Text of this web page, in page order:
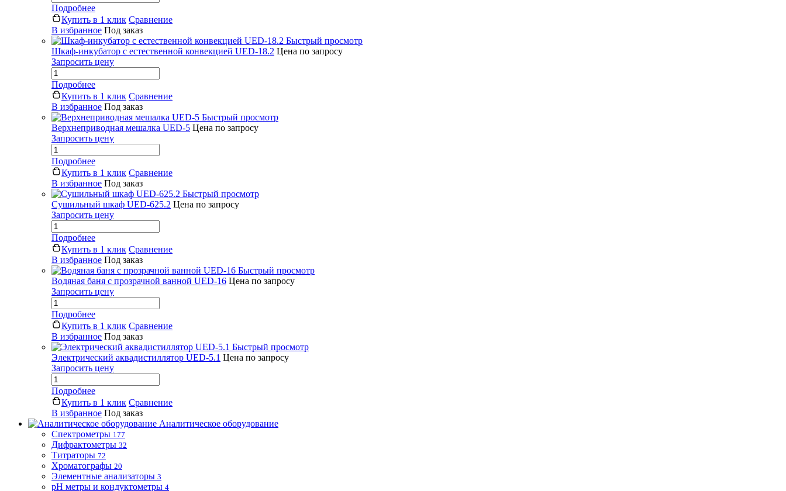
Подробнее
Купить в 1 клик Сравнение
В избранное Под заказ
Быстрый просмотр
Шкаф-инкубатор с естественной конвекцией UED-18.2 Цена по запросу
Запросить цену
Подробнее
Купить в 1 клик Сравнение
В избранное Под заказ
Быстрый просмотр
Верхнеприводная мешалка UED-5 Цена по запросу
Запросить цену
Подробнее
Купить в 1 клик Сравнение
В избранное Под заказ
Быстрый просмотр
Сушильный шкаф UED-625.2 Цена по запросу
Запросить цену
Подробнее
Купить в 1 клик Сравнение
В избранное Под заказ
Быстрый просмотр
Водяная баня с прозрачной ванной UED-16 Цена по запросу
Запросить цену
Подробнее
Купить в 1 клик Сравнение
В избранное Под заказ
Быстрый просмотр
Электрический аквадистиллятор UED-5.1 Цена по запросу
Запросить цену
Подробнее
Купить в 1 клик Сравнение
В избранное Под заказ
Аналитическое оборудование
Спектрометры 177
Дифрактометры 32
Титраторы 72
Хроматографы 20
Элементные анализаторы 3
pH метры и кондуктометры 4